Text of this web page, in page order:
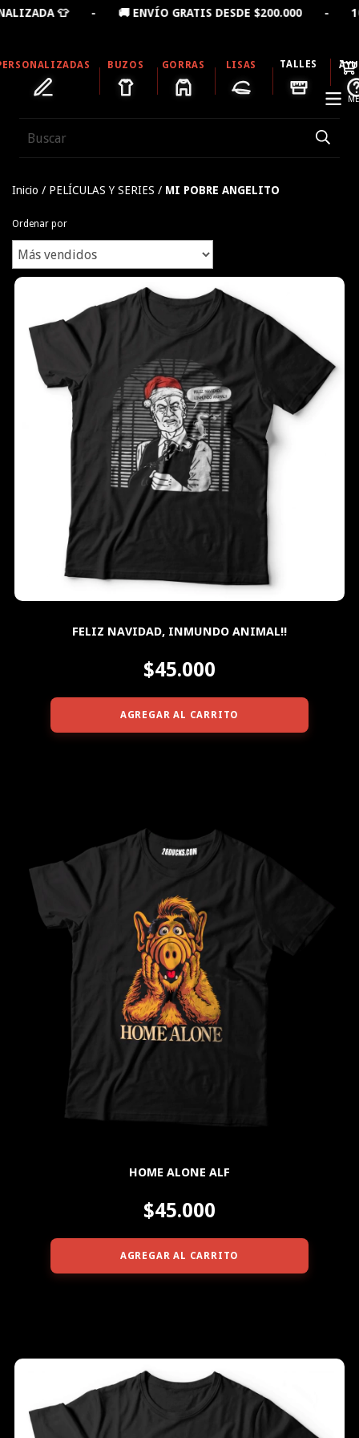
ENVÍO GRATIS DESDE $200.000 - 10% OFF
BUZOS GORRAS LISAS TALLES
Inicio / PELÍCULAS Y SERIES / MI POBRE ANGELITO
Ordenar por
FELIZ NAVIDAD, INMUNDO ANIMAL!!
$45.000
AGREGAR AL CARRITO
HOME ALONE ALF
$45.000
AGREGAR AL CARRITO